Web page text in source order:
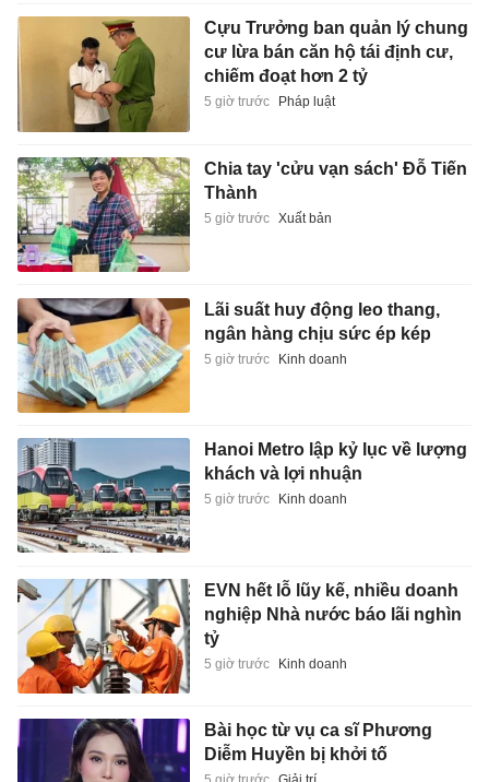
Cựu Trưởng ban quản lý chung
cư lừa bán căn hộ tái định cư,
chiếm đoạt hơn 2 tỷ
5 giờ trước Pháp luật
Chia tay 'cửu vạn sách' Đỗ Tiến
Thành
5 giờ trước Xuất bản
Lãi suất huy động leo thang,
ngân hàng chịu sức ép kép
5 giờ trước Kinh doanh
Hanoi Metro lập kỷ lục về lượng
khách và lợi nhuận
5 giờ trước Kinh doanh
EVN hết lỗ lũy kế, nhiều doanh
nghiệp Nhà nước báo lãi nghìn
tỷ
5 giờ trước Kinh doanh
Bài học từ vụ ca sĩ Phương
Diễm Huyền bị khởi tố